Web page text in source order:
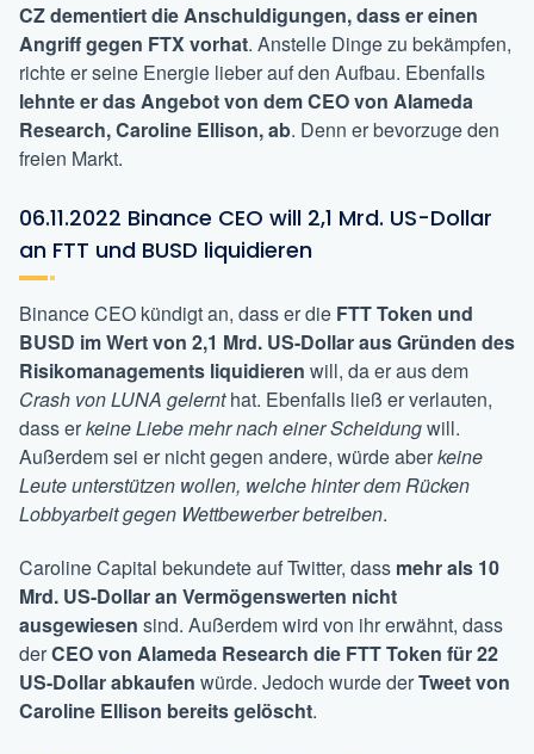
CZ dementiert die Anschuldigungen, dass er einen
Angriff gegen FTX vorhat. Anstelle Dinge zu bekämpfen,
richte er seine Energie lieber auf den Aufbau. Ebenfalls
lehnte er das Angebot von dem CEO von Alameda
Research, Caroline Ellison, ab. Denn er bevorzuge den
freien Markt.
06.11.2022 Binance CEO will 2,1 Mrd. US-Dollar
an FTT und BUSD liquidieren
Binance CEO kündigt an, dass er die FTT Token und
BUSD im Wert von 2,1 Mrd. US-Dollar aus Gründen des
Risikomanagements liquidieren will, da er aus dem
Crash von LUNA gelernthat. Ebenfalls ließ er verlauten,
dass erkeine Liebe mehr nach einer Scheidungwill.
Außerdem sei er nicht gegen andere, würde aberkeine
Leute unterstützen wollen, welche hinter dem Rücken
Lobbyarbeit gegen Wettbewerber betreiben.
Caroline Capital bekundete auf Twitter, dass mehr als 10
Mrd. US-Dollar an Vermögenswerten nicht
ausgewiesen sind. Außerdem wird von ihr erwähnt, dass
derCEO von Alameda Research die FTT Token für 22
US-Dollar abkaufen würde. Jedoch wurde derTweet von
Caroline Ellison bereits gelöscht.